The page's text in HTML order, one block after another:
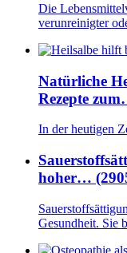
Die
verunreinigter
Natürliche
Rezepte
In der heutigen
hoher…
Gesundheit. Sie